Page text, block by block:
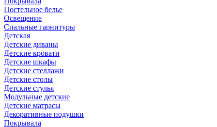
Постельное белье
Освещение
Спальные гарнитуры
Детская
Детские диваны
Детские кровати
Детские шкафы
Детские стеллажи
Детские столы
Детские стулья
Модульные детские
Детские матрасы
Декоративные подушки
Покрывала